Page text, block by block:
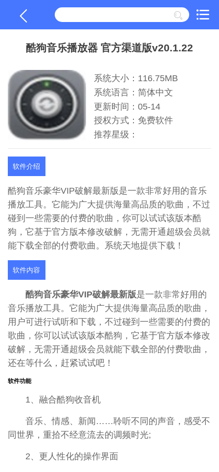
酷狗音乐播放器 官方渠道版v20.1.22
系统大小：116.75MB
系统语言：简体中文
更新时间：05-14
授权方式：免费软件
推荐星级：
软件介绍
酷狗音乐豪华VIP破解最新版是一款非常好用的音乐
播放工具。它能为广大提供海量高品质的歌曲，不过
碰到一些需要的付费的歌曲，你可以试试该版本酷
狗，它基于官方版本修改破解，无需开通超级会员就
能下载全部的付费歌曲。系统天地提供下载！
软件内容
酷狗音乐豪华VIP破解最新版是一款非常好用的
音乐播放工具。它能为广大提供海量高品质的歌曲，
用户可进行试听和下载，不过碰到一些需要的付费的
歌曲，你可以试试该版本酷狗，它基于官方版本修改
破解，无需开通超级会员就能下载全部的付费歌曲，
还在等什么，赶紧试试吧！
软件功能
1、融合酷狗收音机
音乐、情感、新闻……聆听不同的声音，感受不
同世界，重拾不经意流去的调频时光;
2、更人性化的操作界面